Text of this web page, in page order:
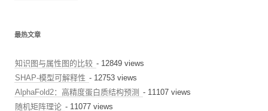
最热文章
知识图与属性图的比较 - 12849 views
SHAP-模型可解释性 - 12753 views
AlphaFold2：高精度蛋白质结构预测 - 11107 views
随机矩阵理论 - 11077 views